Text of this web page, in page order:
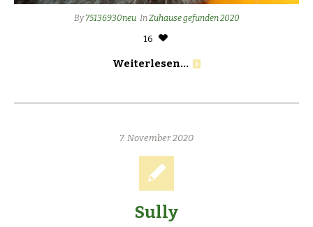
By75136930neu InZuhause gefunden 2020
16
Weiterlesen...
7. November 2020
Sully